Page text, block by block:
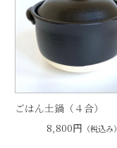
ごはん土鍋（４合）
8,800円 （税込み）